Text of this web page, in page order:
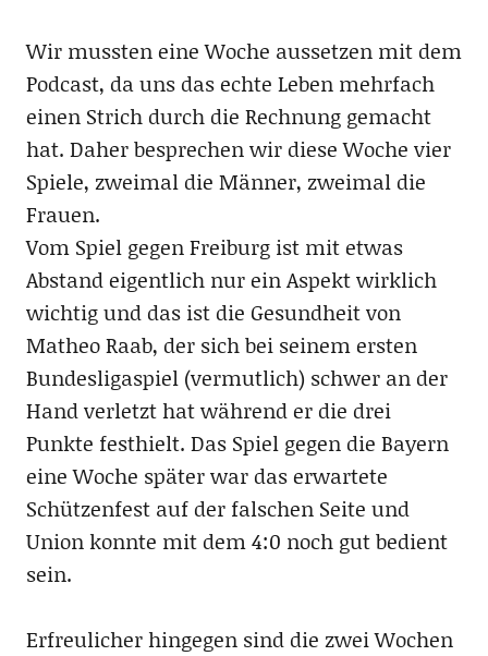
Wir mussten eine Woche aussetzen mit dem
Podcast, da uns das echte Leben mehrfach
einen Strich durch die Rechnung gemacht
hat. Daher besprechen wir diese Woche vier
Spiele, zweimal die Männer, zweimal die
Frauen.
Vom Spiel gegen Freiburg ist mit etwas
Abstand eigentlich nur ein Aspekt wirklich
wichtig und das ist die Gesundheit von
Matheo Raab, der sich bei seinem ersten
Bundesligaspiel (vermutlich) schwer an der
Hand verletzt hat während er die drei
Punkte festhielt. Das Spiel gegen die Bayern
eine Woche später war das erwartete
Schützenfest auf der falschen Seite und
Union konnte mit dem 4:0 noch gut bedient
sein.
Erfreulicher hingegen sind die zwei Wochen